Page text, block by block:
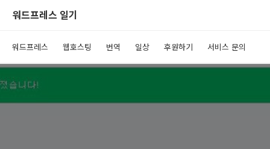
워드프레스 일기
워드프레스 웹호스팅 번역 일상 후원하기 서비스 문의